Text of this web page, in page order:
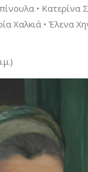
• Κατερίνα
Χαλκιά • Έλενα